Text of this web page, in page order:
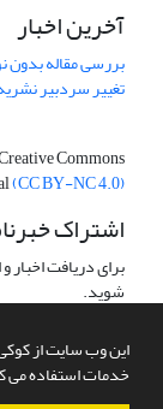
این وب سایت از کوکی
خدمات استفاده می
آخرین اخبار
بررسی مقاله بدون
تغییر سردبیر
Commons
(CC BY-NC 4.0)
اشتراک
برای دریافت
شوید.